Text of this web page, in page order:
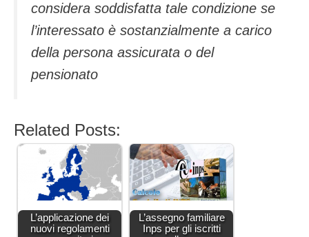
considera soddisfatta tale condizione se
l’interessato è sostanzialmente a carico
della persona assicurata o del
pensionato
Related Posts:
L’applicazione dei
nuovi regolamenti
L’assegno familiare
Inps per gli iscritti